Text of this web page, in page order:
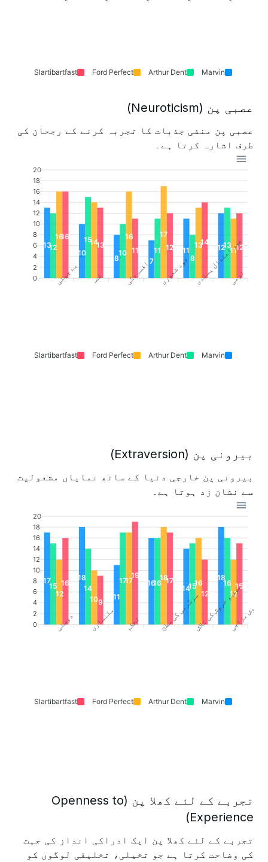
Marvin
Arthur Dent
Ford Perfect
Slartibartfast
عصبی پن (Neuroticism)
عصبی پن منفی جذبات کا تجربہ کرنے کے رجحان کی
طرف اشارہ کرتا ہے۔
Marvin
Arthur Dent
Ford Perfect
Slartibartfast
20
18
16
14
12
10
8
6
4
2
0
13
10
8 7
11 12
12
15
10
11
8
13
16
14
16
17
13
11
16
13
11 12
14
12
بے چینی غصہ افسردگی خود شعوریغیر اعتدال پسندی
نرمی
بیرونی پن (Extraversion)
بیرونی پن خارجی دنیا کے ساتھ نمایاں مشغولیت
سے نشان زد ہوتا ہے۔
Marvin
Arthur Dent
Ford Perfect
Slartibartfast
20
18
16
14
12
10
8
6
4
2
0
17 18
11
16
14
18
15 14
17 16 15
16
12
10
17 18
16
12
16
9
19
17
12
15
دوستی ملنساری تحکم سرگرمی کی سطحجوش و خروش کی تلاش
خوش مزاجی
تجربے کے لئے کھلا پن (Openness to
Experience)
تجربے کے لئے کھلا پن ایک ادراکی انداز کی جہت
کی وضاحت کرتا ہے جو تخیلی، تخلیقی لوگوں کو